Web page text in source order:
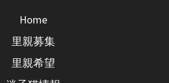
Home
里親募集
里親希望